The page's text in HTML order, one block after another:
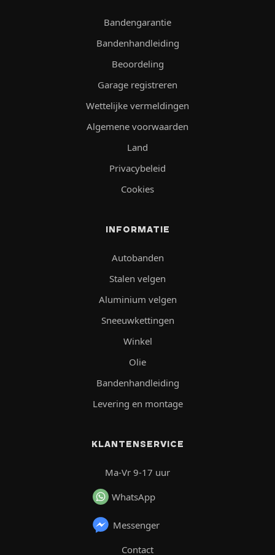
Bandengarantie
Bandenhandleiding
Beoordeling
Garage registreren
Wettelijke vermeldingen
Algemene voorwaarden
Land
Privacybeleid
Cookies
INFORMATIE
Autobanden
Stalen velgen
Aluminium velgen
Sneeuwkettingen
Winkel
Olie
Bandenhandleiding
Levering en montage
KLANTENSERVICE
Ma-Vr 9-17 uur
WhatsApp
Messenger
Contact